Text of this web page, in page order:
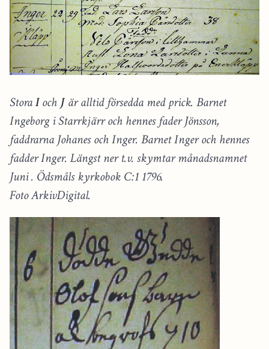
StoraIoch Jär alltid försedda med prick. Barnet
Ingeborg i Starrkjärr och hennes fader Jönsson,
faddrarna Johanes och Inger. Barnet Inger och hennes
fadder Inger. Längst ner t.v. skymtar månadsnamnet
Juni . Ödsmåls kyrkobok C:1 1796.
Foto ArkivDigital.